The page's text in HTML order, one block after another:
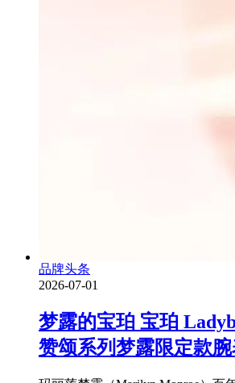
品牌头条
2026-07-01
梦露的宝珀 宝珀
赞颂系列梦露限定款